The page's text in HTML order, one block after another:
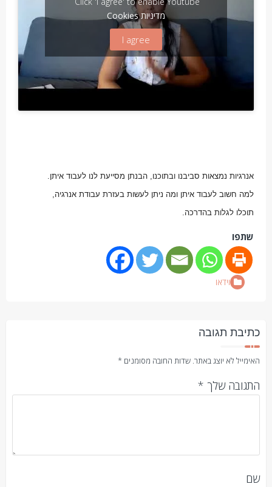
מדיניות Cookies
I agree
אנרגיות נמצאות סביבנו ובתוכנו, הבנתן מסייעת לנו לעבוד איתן.
למה חשוב לעבוד איתן ומה ניתן לעשות בעזרת עבודת אנרגיה,
תוכלו לגלות בהדרכה.
שתפו
וידאו
כתיבת תגובה
האימייל לא יוצג באתר. שדות החובה מסומנים *
התגובה שלך *
שם